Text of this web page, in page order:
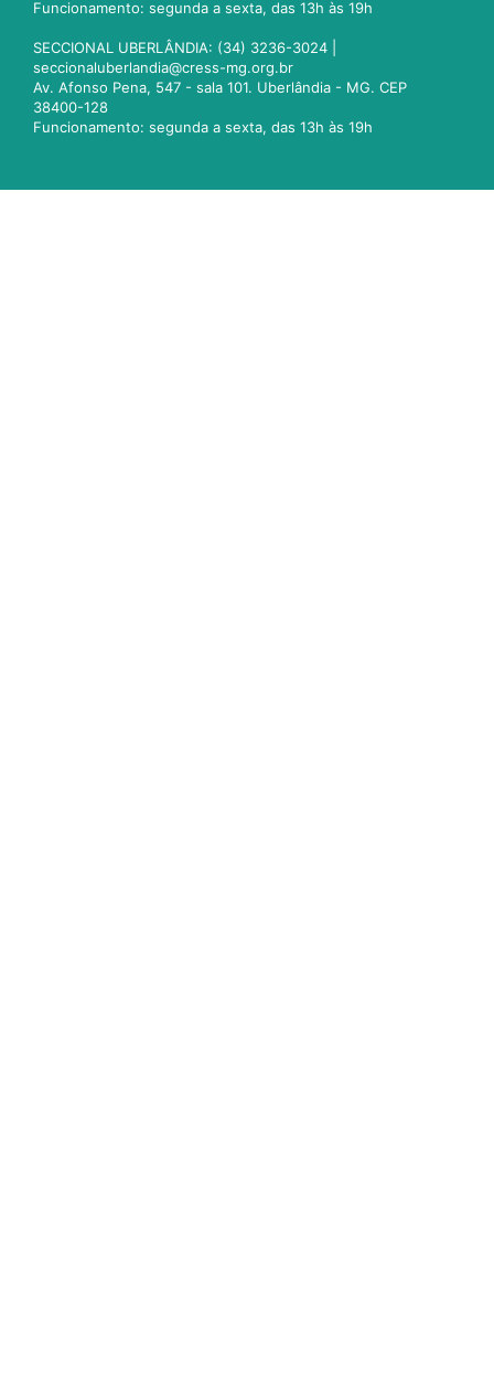
Funcionamento: segunda a sexta, das 13h às 19h
SECCIONAL UBERLÂNDIA: (34) 3236-3024 |
seccionaluberlandia@cress-mg.org.br
Av. Afonso Pena, 547 - sala 101. Uberlândia - MG. CEP
38400-128
Funcionamento: segunda a sexta, das 13h às 19h